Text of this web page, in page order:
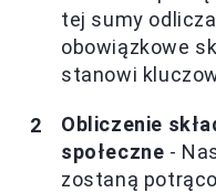
tej sumy
obowiązkowe
stanowi
Obliczenie
społeczne -
zostaną